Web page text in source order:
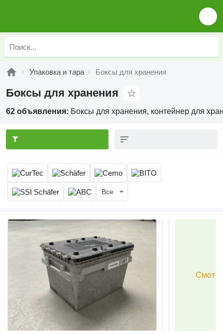
Упаковка и тара Боксы для хранения
Боксы для хранения
62 объявления: Боксы для хранения, контейнер для
Все